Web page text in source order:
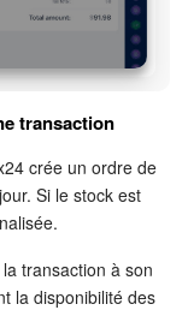
transaction
crée un ordre de
Si le stock est
transaction à son
la disponibilité des